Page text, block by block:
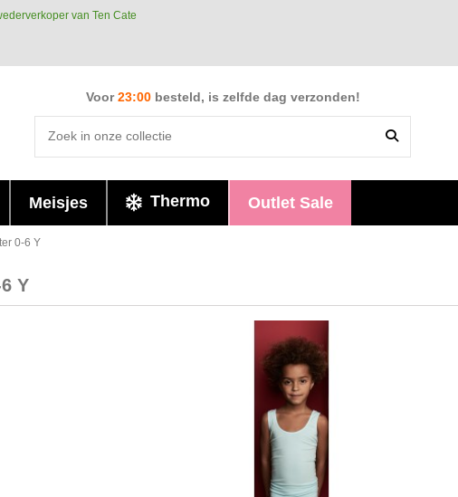
van Ten Cate
Voor 23:00 besteld, is zelfde dag verzonden!
Meisjes Thermo Outlet Sale
0-6 Y
Y